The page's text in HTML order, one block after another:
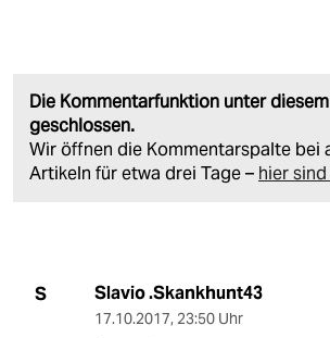
Die Kommentarfunktion unter
geschlossen.
Wir öffnen die Kommentarspalte bei
Artikeln für etwa drei Tage – hier
S Slavio .Skankhunt43
17.10.2017, 23:50 Uhr